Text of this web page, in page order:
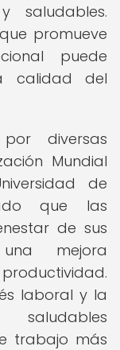
saludables.
promueve
puede
calidad del
diversas
Mundial
de
que las
de sus
una mejora
laboral y la
trabajo más